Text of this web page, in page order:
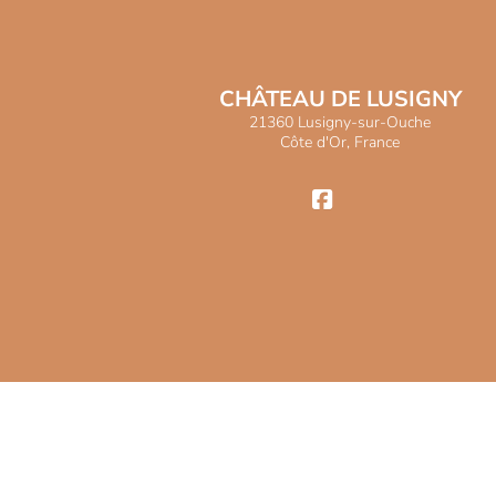
CHÂTEAU DE LUSIGNY
21360 Lusigny-sur-Ouche
Côte d'Or, France